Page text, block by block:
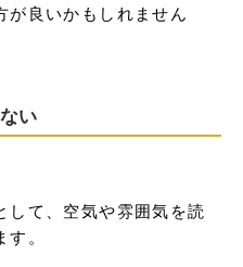
が良いかもしれません
い
して、空気や雰囲気を読
。